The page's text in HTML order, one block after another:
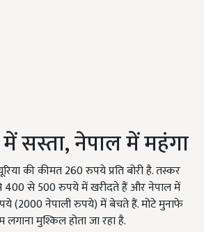
में सस्ता, नेपाल में महंगा
की कीमत 260 रुपये प्रति बोरी है. तस्कर
400 से 500 रुपये में खरीदते हैं और नेपाल में
(2000 नेपाली रुपये) में बेचते हैं. मोटे मुनाफे
मुश्किल होता जा रहा है.